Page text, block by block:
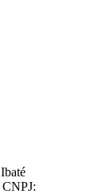
Ibaté
CNPJ: